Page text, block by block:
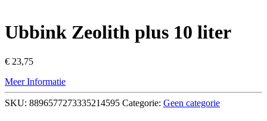
Ubbink Zeolith plus 10 liter
€ 23,75
Meer Informatie
SKU: 8896577273335214595 Categorie: Geen categorie